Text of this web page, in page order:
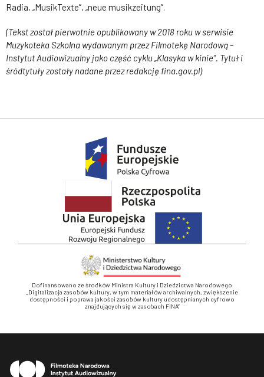
Radia, „MusikTexte”, „neue musikzeitung”.
(Tekst został pierwotnie opublikowany w 2018 roku w serwisie
Muzykoteka Szkolna wydawanym przez Filmotekę Narodową –
Instytut Audiowizualny jako część cyklu „Klasyka w kinie”. Tytuł i
śródtytuły zostały nadane przez redakcję fina.gov.pl)
Dofinansowano ze środków Ministra Kultury i Dziedzictwa Narodowego
„Digitalizacja zasobów kultury, w tym materiałów archiwalnych, zwiększenie
dostępności i poprawa jakości zasobów kultury udostępnianych cyfrowo
znajdujących się w zasobach FINA”